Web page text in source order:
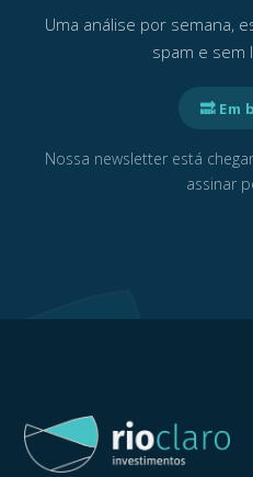
Uma análise por semana,
spam e sem
🔜 Em
Nossa newsletter está
assinar